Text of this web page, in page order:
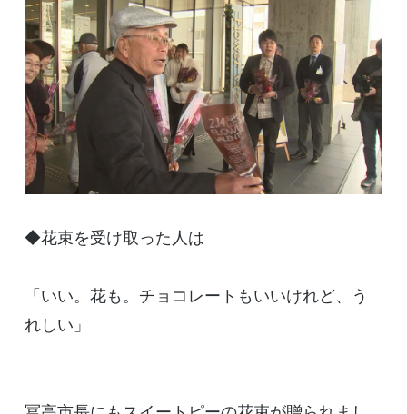
◆花束を受け取った人は
「いい。花も。チョコレートもいいけれど、う
れしい」